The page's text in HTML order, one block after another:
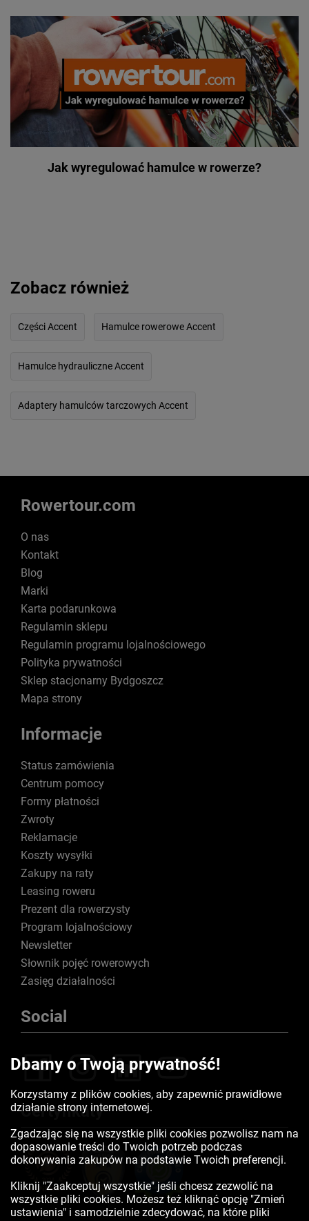
Jak wyregulować hamulce w rowerze?
Zobacz również
Części Accent Hamulce rowerowe Accent
Hamulce hydrauliczne Accent
Adaptery hamulców tarczowych Accent
Rowertour.com
O nas
Kontakt
Blog
Marki
Karta podarunkowa
Regulamin sklepu
Regulamin programu lojalnościowego
Polityka prywatności
Sklep stacjonarny Bydgoszcz
Mapa strony
Informacje
Status zamówienia
Centrum pomocy
Formy płatności
Zwroty
Reklamacje
Koszty wysyłki
Zakupy na raty
Leasing roweru
Prezent dla rowerzysty
Program lojalnościowy
Newsletter
Słownik pojęć rowerowych
Zasięg działalności
Social
Certyfikaty
Dbamy o Twoją prywatność!
Korzystamy z plików cookies, aby zapewnić prawidłowe
działanie strony internetowej.
Zgadzając się na wszystkie pliki cookies pozwolisz nam na
dopasowanie treści do Twoich potrzeb podczas
dokonywania zakupów na podstawie Twoich preferencji.
Kliknij "Zaakceptuj wszystkie" jeśli chcesz zezwolić na
wszystkie pliki cookies. Możesz też kliknąć opcję "Zmień
ustawienia" i samodzielnie zdecydować, na które pliki